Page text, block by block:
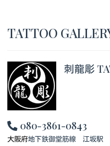
TATTOO
刺龍彫
080-3861-0843
大阪府地下鉄御堂筋線 江坂駅